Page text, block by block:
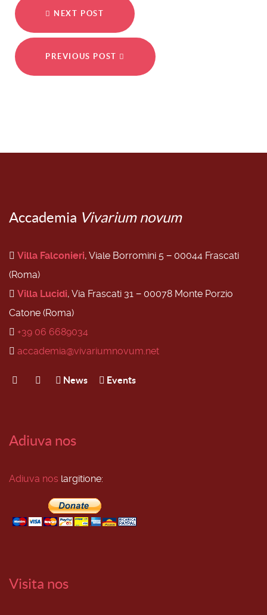
NEXT POST
PREVIOUS POST
Accademia Vivarium novum
Villa Falconieri, Viale Borromini 5 − 00044 Frascati
(Roma)
Villa Lucidi, Via Frascati 31 − 00078 Monte Porzio
Catone (Roma)
+39 06 6689034
accademia@vivariumnovum.net
News Events
Adiuva nos
Adiuva nos largitione:
Visita nos